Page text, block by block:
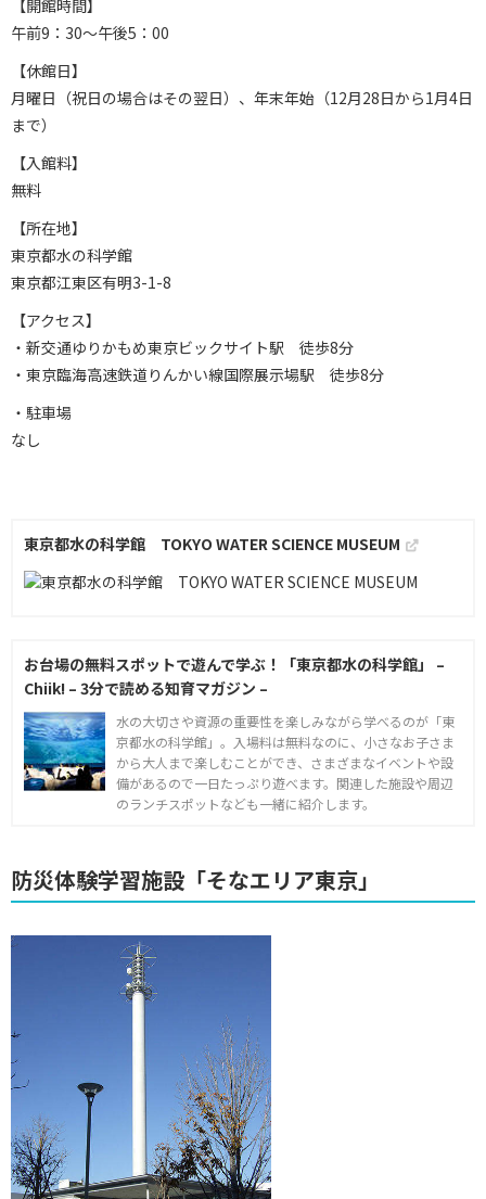
【開館時間】
午前9：30〜午後5：00
【休館日】
月曜日（祝日の場合はその翌日）、年末年始（12月28日から1月4日
まで）
【入館料】
無料
【所在地】
東京都水の科学館
東京都江東区有明3-1-8
【アクセス】
・新交通ゆりかもめ東京ビックサイト駅 徒歩8分
・東京臨海高速鉄道りんかい線国際展示場駅 徒歩8分
・駐車場
なし
東京都水の科学館 TOKYO WATER SCIENCE MUSEUM
お台場の無料スポットで遊んで学ぶ！「東京都水の科学館」 –
Chiik! – 3分で読める知育マガジン –
水の大切さや資源の重要性を楽しみながら学べるのが「東
京都水の科学館」。入場料は無料なのに、小さなお子さま
から大人まで楽しむことができ、さまざまなイベントや設
備があるので一日たっぷり遊べます。関連した施設や周辺
のランチスポットなども一緒に紹介します。
防災体験学習施設「そなエリア東京」